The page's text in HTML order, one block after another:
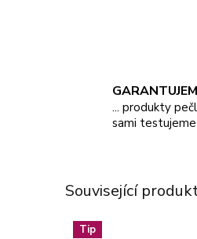
... produkty
sami testujeme
Související
Tip